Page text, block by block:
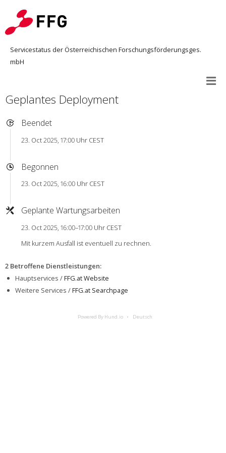
Servicestatus der Österreichischen Forschungsförderungsges.
mbH
Geplantes Deployment
Beendet
23. Oct 2025, 17:00 Uhr CEST
Begonnen
23. Oct 2025, 16:00 Uhr CEST
Geplante Wartungsarbeiten
23. Oct 2025, 16:00–17:00 Uhr CEST
Mit kurzem Ausfall ist eventuell zu rechnen.
2 Betroffene Dienstleistungen:
Hauptservices /FFG.at Website
Weitere Services /FFG.at Searchpage
Powered By Hund.io Deutsch